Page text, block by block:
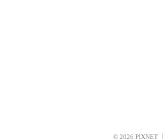
© 2026 PIXNET